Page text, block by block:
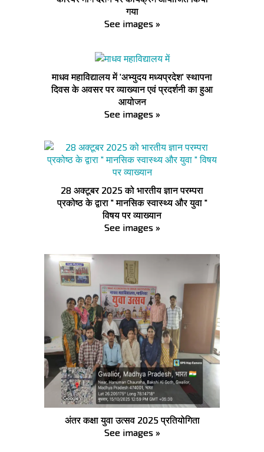
गया
See images »
माधव महाविद्यालय में 'अभ्युदय मध्यप्रदेश' स्थापना
दिवस के अवसर पर व्याख्यान एवं प्रदर्शनी का हुआ
आयोजन
See images »
28 अक्टूबर 2025 को भारतीय ज्ञान परम्परा
प्रकोष्ठ के द्वारा " मानसिक स्वास्थ्य और युवा "
विषय पर व्याख्यान
See images »
अंतर कक्षा युवा उत्सव 2025 प्रतियोगिता
See images »